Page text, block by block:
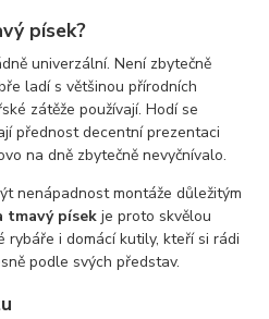
písek?
univerzální. Není zbytečně
ladí s většinou přírodních
zátěže používají. Hodí se
přednost decentní prezentaci
na dně zbytečně nevyčnívalo.
nenápadnost montáže důležitým
tmavý písek je proto skvělou
i domácí kutily, kteří si rádi
podle svých představ.